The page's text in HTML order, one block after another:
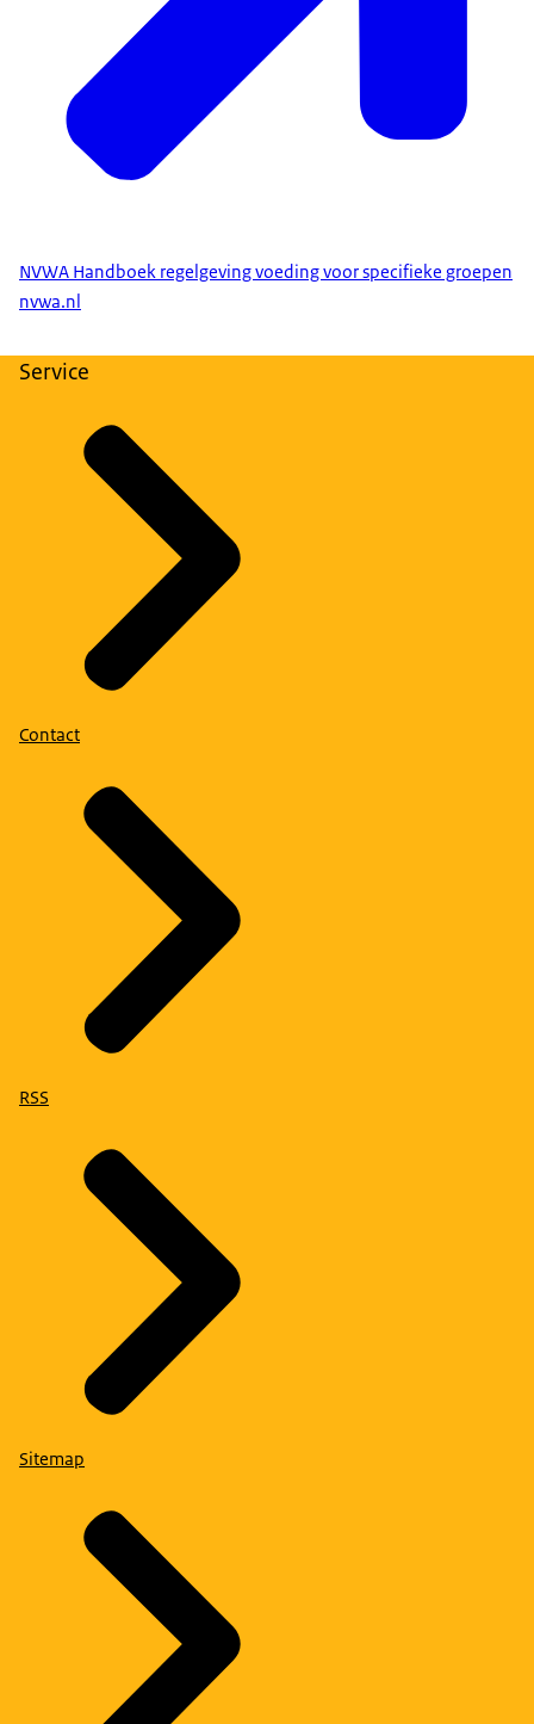
NVWA Handboek regelgeving voeding voor specifieke groepen
nvwa.nl
Service
Contact
RSS
Sitemap